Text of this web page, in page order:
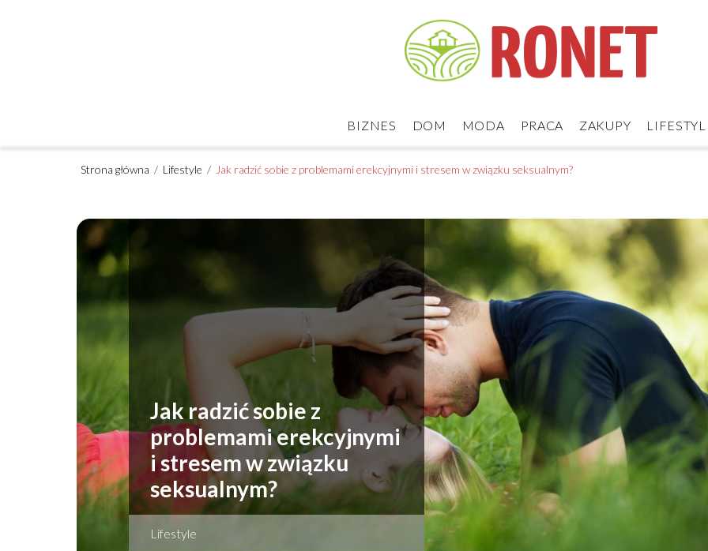
BIZNES DOM MODA PRACA ZAKUPY
Strona główna / Lifestyle / Jak radzić sobie z problemami erekcyjnymi i stresem w związku seksualnym?
Jak radzić sobie z
problemami erekcyjnymi
i stresem w związku
seksualnym?
Lifestyle